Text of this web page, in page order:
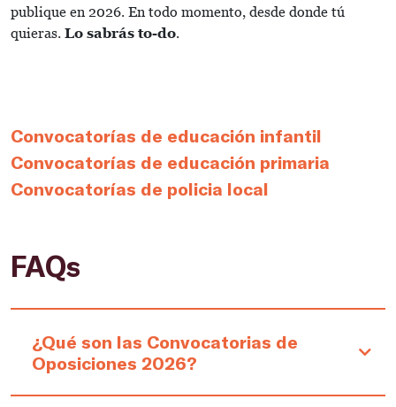
publique en 2026. En todo momento, desde donde tú
quieras. Lo sabrás to-do.
Convocatorías de educación infantil
Convocatorías de educación primaria
Convocatorías de policia local
FAQs
¿Qué son las Convocatorias de
Oposiciones 2026?